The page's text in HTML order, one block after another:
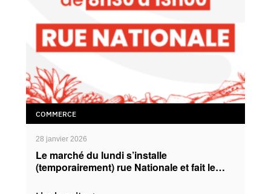
COMMERCE
28 janvier 2026
Le marché du lundi s’installe
(temporairement) rue Nationale et fait le